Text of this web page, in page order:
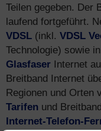
Teilen gegeben. Der
laufend fortgeführt.
VDSL (inkl. VDSL
Technologie) sowie
Glasfaser Internet
Breitband Internet
Regionen und Orten
Tarifen und
Internet-Telefon-